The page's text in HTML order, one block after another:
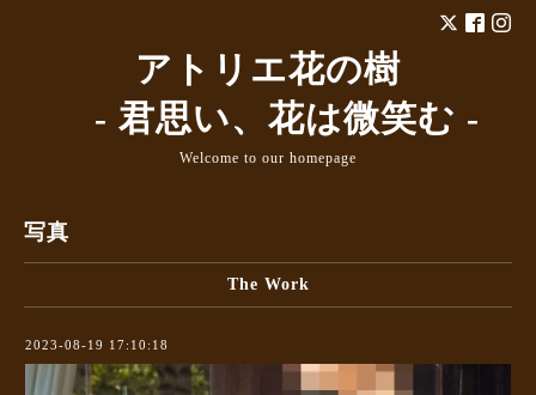
アトリエ花の樹
- 君思い、花は微笑む -
Welcome to our homepage
写真
The Work
2023-08-19 17:10:18